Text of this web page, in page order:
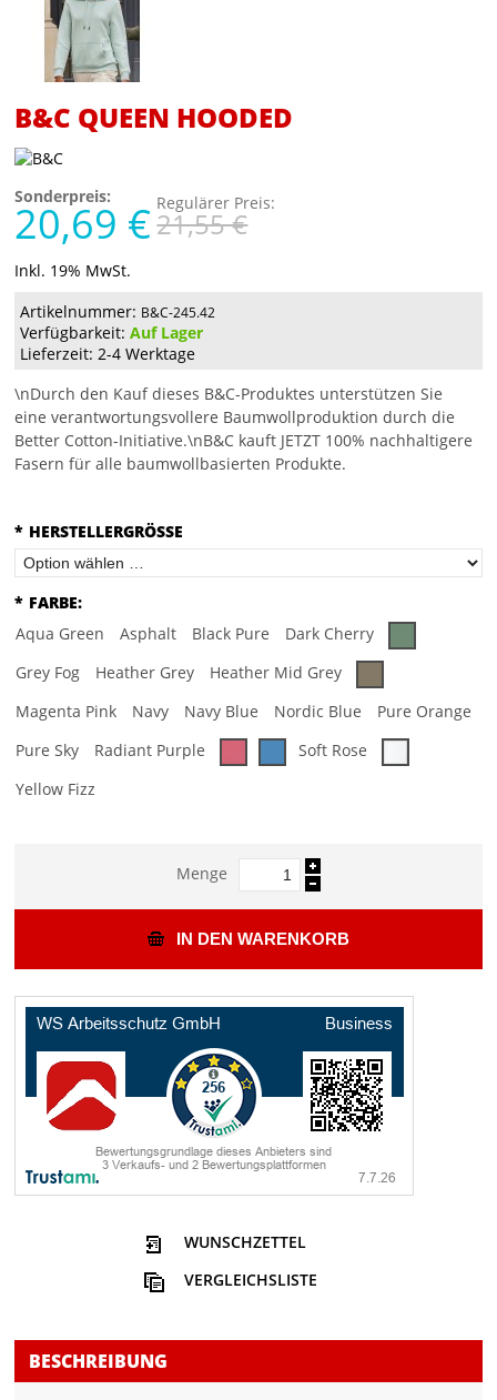
B&C QUEEN HOODED
Sonderpreis:
20,69 € Regulärer Preis:
21,55 €
Inkl. 19% MwSt.
Artikelnummer: B&C-245.42
Verfügbarkeit:Auf Lager
Lieferzeit: 2-4 Werktage
\nDurch den Kauf dieses B&C-Produktes unterstützen Sie
eine verantwortungsvollere Baumwollproduktion durch die
Better Cotton-Initiative.\nB&C kauft JETZT 100% nachhaltigere
Fasern für alle baumwollbasierten Produkte.
* HERSTELLERGRÖSSE
* FARBE:
Aqua Green
Asphalt Black Pure
Dark Cherry
Grey Fog
Heather Grey
Heather Mid Grey
Magenta Pink
Navy Navy Blue Nordic Blue
Pure Orange
Pure Sky
Radiant Purple
Soft Rose
Yellow Fizz
Menge
IN DEN WARENKORB
WUNSCHZETTEL
VERGLEICHSLISTE
BESCHREIBUNG